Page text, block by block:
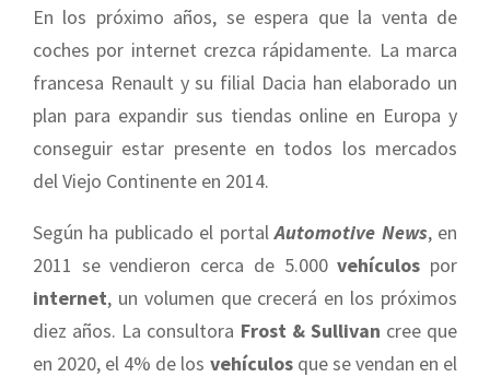
En los próximo años, se espera que la venta de
coches por internet crezca rápidamente. La marca
francesa Renault y su filial Dacia han elaborado un
plan para expandir sus tiendas online en Europa y
conseguir estar presente en todos los mercados
del Viejo Continente en 2014.
Según ha publicado el portalAutomotive News, en
2011 se vendieron cerca de 5.000vehículos por
internet, un volumen que crecerá en los próximos
diez años. La consultora Frost & Sullivan cree que
en 2020, el 4% de los vehículosque se vendan en el